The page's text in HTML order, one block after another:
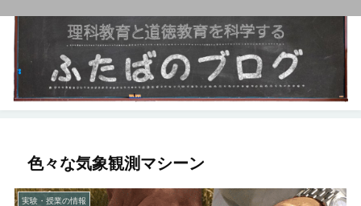
色々な気象観測マシーン
実験・授業の情報